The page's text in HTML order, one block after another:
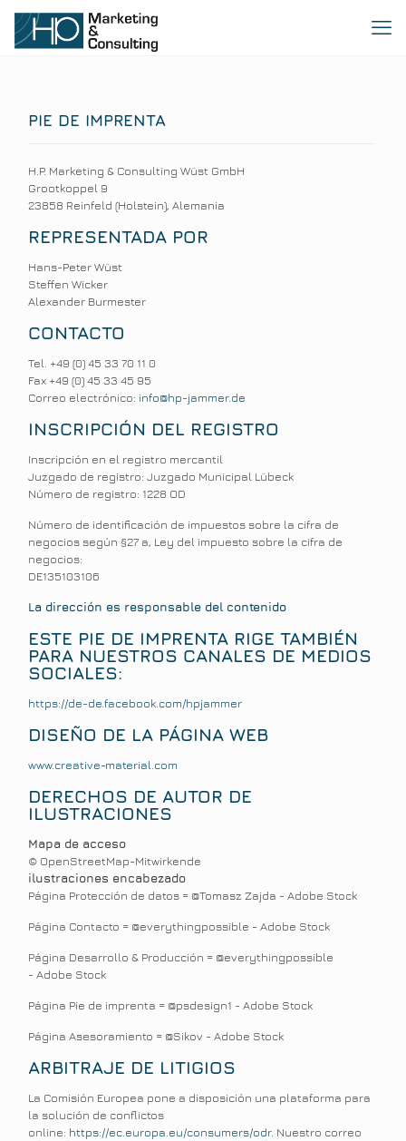
PIE DE IMPRENTA
H.P. Marketing & Consulting Wüst GmbH
Grootkoppel 9
23858 Reinfeld (Holstein), Alemania
REPRESENTADA POR
Hans-Peter Wüst
Steffen Wicker
Alexander Burmester
CONTACTO
Tel. +49 (0) 45 33 70 11 0
Fax +49 (0) 45 33 45 95
Correo electrónico: info@hp-jammer.de
INSCRIPCIÓN DEL REGISTRO
Inscripción en el registro mercantil
Juzgado de registro: Juzgado Municipal Lübeck
Número de registro: 1228 OD
Número de identificación de impuestos sobre la cifra de
negocios según §27 a, Ley del impuesto sobre la cifra de
negocios:
DE135103106
La dirección es responsable del contenido
ESTE PIE DE IMPRENTA RIGE TAMBIÉN
PARA NUESTROS CANALES DE MEDIOS
SOCIALES:
https://de-de.facebook.com/hpjammer
DISEÑO DE LA PÁGINA WEB
www.creative-material.com
DERECHOS DE AUTOR DE
ILUSTRACIONES
Mapa de acceso
© OpenStreetMap-Mitwirkende
ilustraciones encabezado
Página Protección de datos = @Tomasz Zajda - Adobe Stock
Página Contacto = @everythingpossible - Adobe Stock
Página Desarrollo & Producción = @everythingpossible
- Adobe Stock
Página Pie de imprenta = @psdesign1 - Adobe Stock
Página Asesoramiento = @Sikov - Adobe Stock
ARBITRAJE DE LITIGIOS
La Comisión Europea pone a disposición una plataforma para
la solución de conflictos
online: https://ec.europa.eu/consumers/odr. Nuestro correo